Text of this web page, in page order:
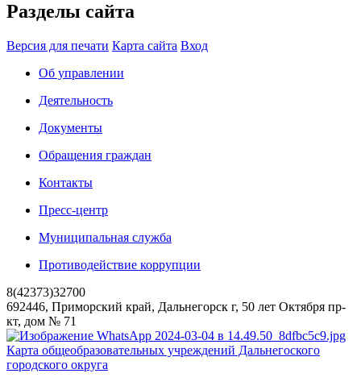
Разделы сайта
Версия для печати Карта сайта Вход
Об управлении
Деятельность
Документы
Обращения граждан
Контакты
Пресс-центр
Муниципальная служба
Противодействие коррупции
8(42373)32700
692446, Приморский край, Дальнегорск г, 50 лет Октября пр-
кт, дом № 71
Карта общеобразовательных учреждений Дальнегоского
городского округа